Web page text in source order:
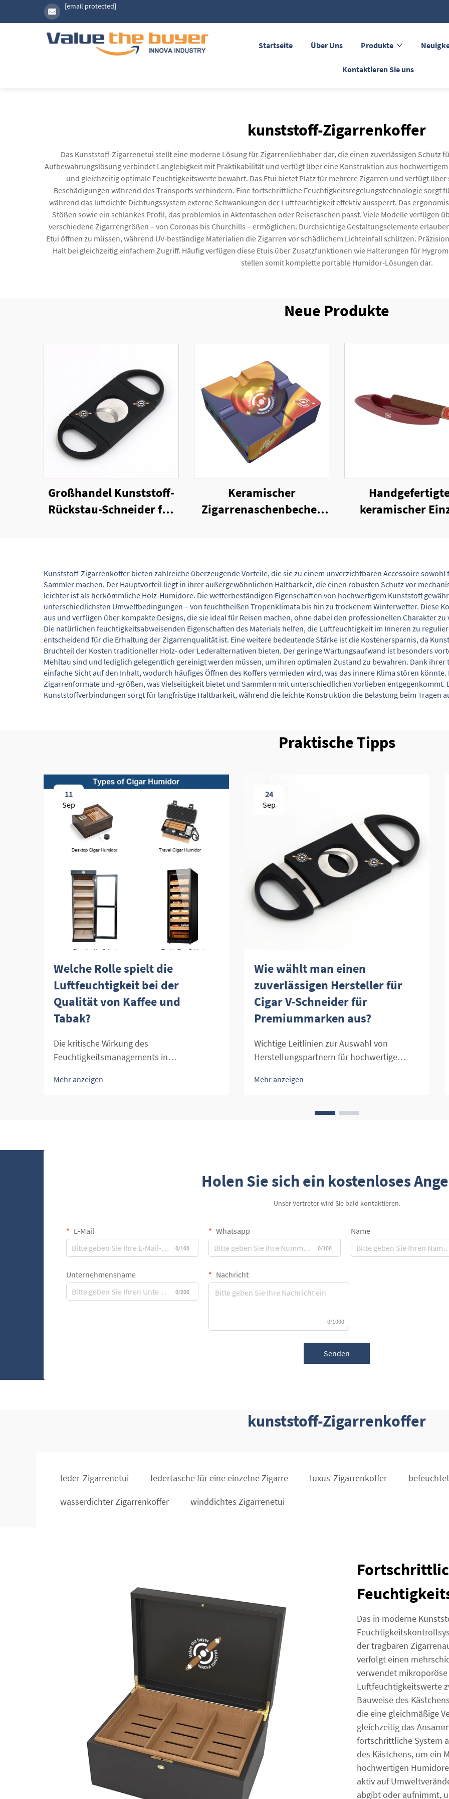
[email protected]
Startseite Über Uns Produkte
Kontaktieren Sie uns
kunststoff-Zigarrenkoffer
Das Kunststoff-Zigarrenetui stellt eine moderne Lösung für Zigarrenliebhaber dar, die einen zuverlässigen Schutz
Aufbewahrungslösung verbindet Langlebigkeit mit Praktikabilität und verfügt über eine Konstruktion aus
und gleichzeitig optimale Feuchtigkeitswerte bewahrt. Das Etui bietet Platz für mehrere Zigarren und verfügt über
Beschädigungen während des Transports verhindern. Eine fortschrittliche Feuchtigkeitsregelungstechnologie sorgt
während das luftdichte Dichtungssystem externe Schwankungen der Luftfeuchtigkeit effektiv aussperrt. Das
Stößen sowie ein schlankes Profil, das problemlos in Aktentaschen oder Reisetaschen passt. Viele Modelle verfügen
verschiedene Zigarrengrößen – von Coronas bis Churchills – ermöglichen. Durchsichtige Gestaltungselemente
Etui öffnen zu müssen, während UV-beständige Materialien die Zigarren vor schädlichem Lichteinfall schützen.
Halt bei gleichzeitig einfachem Zugriff. Häufig verfügen diese Etuis über Zusatzfunktionen wie Halterungen für
stellen somit komplette portable Humidor-Lösungen dar.
Neue Produkte
Großhandel Kunststoff-
Rückstau-Schneider für
Keramischer
Zigarrenaschenbecher
keramischer
Kunststoff-Zigarrenkoffer bieten zahlreiche überzeugende Vorteile, die sie zu einem unverzichtbaren Accessoire
Sammler machen. Der Hauptvorteil liegt in ihrer außergewöhnlichen Haltbarkeit, die einen robusten Schutz vor
leichter ist als herkömmliche Holz-Humidore. Die wetterbeständigen Eigenschaften von hochwertigem Kunststoff
unterschiedlichsten Umweltbedingungen – von feuchtheißen Tropenklimata bis hin zu trockenem Winterwetter. Diese
aus und verfügen über kompakte Designs, die sie ideal für Reisen machen, ohne dabei den professionellen Charakter
Die natürlichen feuchtigkeitsabweisenden Eigenschaften des Materials helfen, die Luftfeuchtigkeit im Inneren zu
entscheidend für die Erhaltung der Zigarrenqualität ist. Eine weitere bedeutende Stärke ist die Kostenersparnis, da
Bruchteil der Kosten traditioneller Holz- oder Lederalternativen bieten. Der geringe Wartungsaufwand ist besonders
Mehltau sind und lediglich gelegentlich gereinigt werden müssen, um ihren optimalen Zustand zu bewahren. Dank
einfache Sicht auf den Inhalt, wodurch häufiges Öffnen des Koffers vermieden wird, was das innere Klima stören
Zigarrenformate und -größen, was Vielseitigkeit bietet und Sammlern mit unterschiedlichen Vorlieben entgegenkommt.
Kunststoffverbindungen sorgt für langfristige Haltbarkeit, während die leichte Konstruktion die Belastung beim Tragen
Praktische Tipps
11
Sep
Welche Rolle spielt die
Luftfeuchtigkeit bei der
Qualität von Kaffee und
Tabak?
Die kritische Wirkung des
Feuchtigkeitsmanagements in
Erzeugnissen Die heikle Balance der
Mehr anzeigen
24
Sep
Wie wählt man einen
zuverlässigen Hersteller für
Cigar V-Schneider für
Premiummarken aus?
Wichtige Leitlinien zur Auswahl von
Herstellungspartnern für hochwertige
perfekten Erlebnis beim Schneiden einer
richtigen Herstellers für Zigarren-V-
Mehr anzeigen
Holen Sie sich ein kostenloses
Unser Vertreter wird Sie bald kontaktieren.
E-Mail
0/100
Whatsapp
0/100
Name
Unternehmensname
0/200
Nachricht
0/1000
Senden
kunststoff-Zigarrenkoffer
leder-Zigarrenetui ledertasche für eine einzelne Zigarre luxus-Zigarrenkoffer
wasserdichter Zigarrenkoffer winddichtes Zigarrenetui
Das in moderne
der tragbaren
verfolgt einen
verwendet
Luftfeuchtigkeitswerte
Bauweise des
die eine gleichmäßige
gleichzeitig das
fortschrittliche System
des Kästchens, um ein
hochwertigen
aktiv auf
abgibt oder aufnimmt,